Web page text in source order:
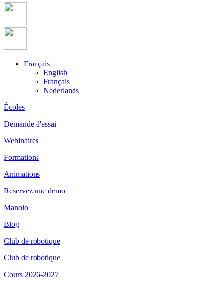
Français
English
Français
Nederlands
Écoles
Demande d'essai
Webinaires
Formations
Animations
Reservez une demo
Manolo
Blog
Club de robotique
Club de robotique
Cours 2026-2027